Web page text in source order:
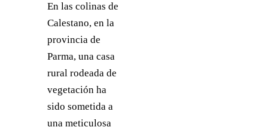
En las colinas de
Calestano, en la
provincia de
Parma, una casa
rural rodeada de
vegetación ha
sido sometida a
una meticulosa